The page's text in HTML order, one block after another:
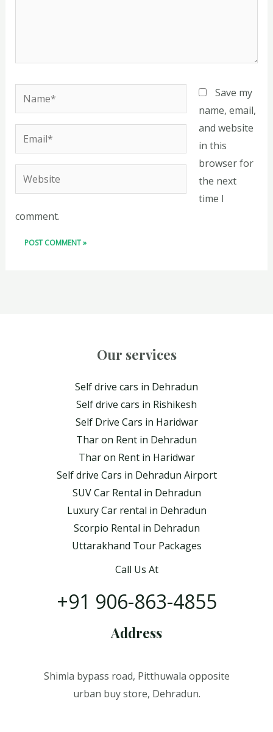
Name*
Email*
Website
Save my
name, email,
and website
in this
browser for
the next
time I
comment.
Our services
Self drive cars in Dehradun
Self drive cars in Rishikesh
Self Drive Cars in Haridwar
Thar on Rent in Dehradun
Thar on Rent in Haridwar
Self drive Cars in Dehradun Airport
SUV Car Rental in Dehradun
Luxury Car rental in Dehradun
Scorpio Rental in Dehradun
Uttarakhand Tour Packages
Call Us At
+91 906-863-4855
Address
Shimla bypass road, Pitthuwala opposite
urban buy store, Dehradun.